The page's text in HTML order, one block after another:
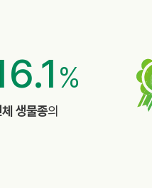
%
생물종의